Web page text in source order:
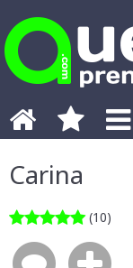
Carina
(10)